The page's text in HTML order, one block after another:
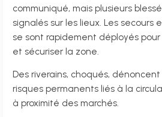
communiqué, mais plusieurs
signalés sur les lieux. Les secours
se sont rapidement déployés
et sécuriser la zone.
Des riverains, choqués,
risques permanents liés à la
à proximité des marchés.